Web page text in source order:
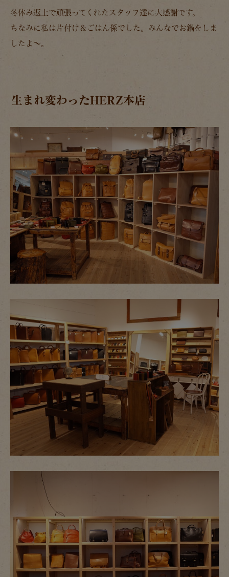
冬休み返上で頑張ってくれたスタッフ達に大感謝です。
ちなみに私は片付け＆ごはん係でした。みんなでお鍋をしま
したよ～。
生まれ変わったHERZ本店